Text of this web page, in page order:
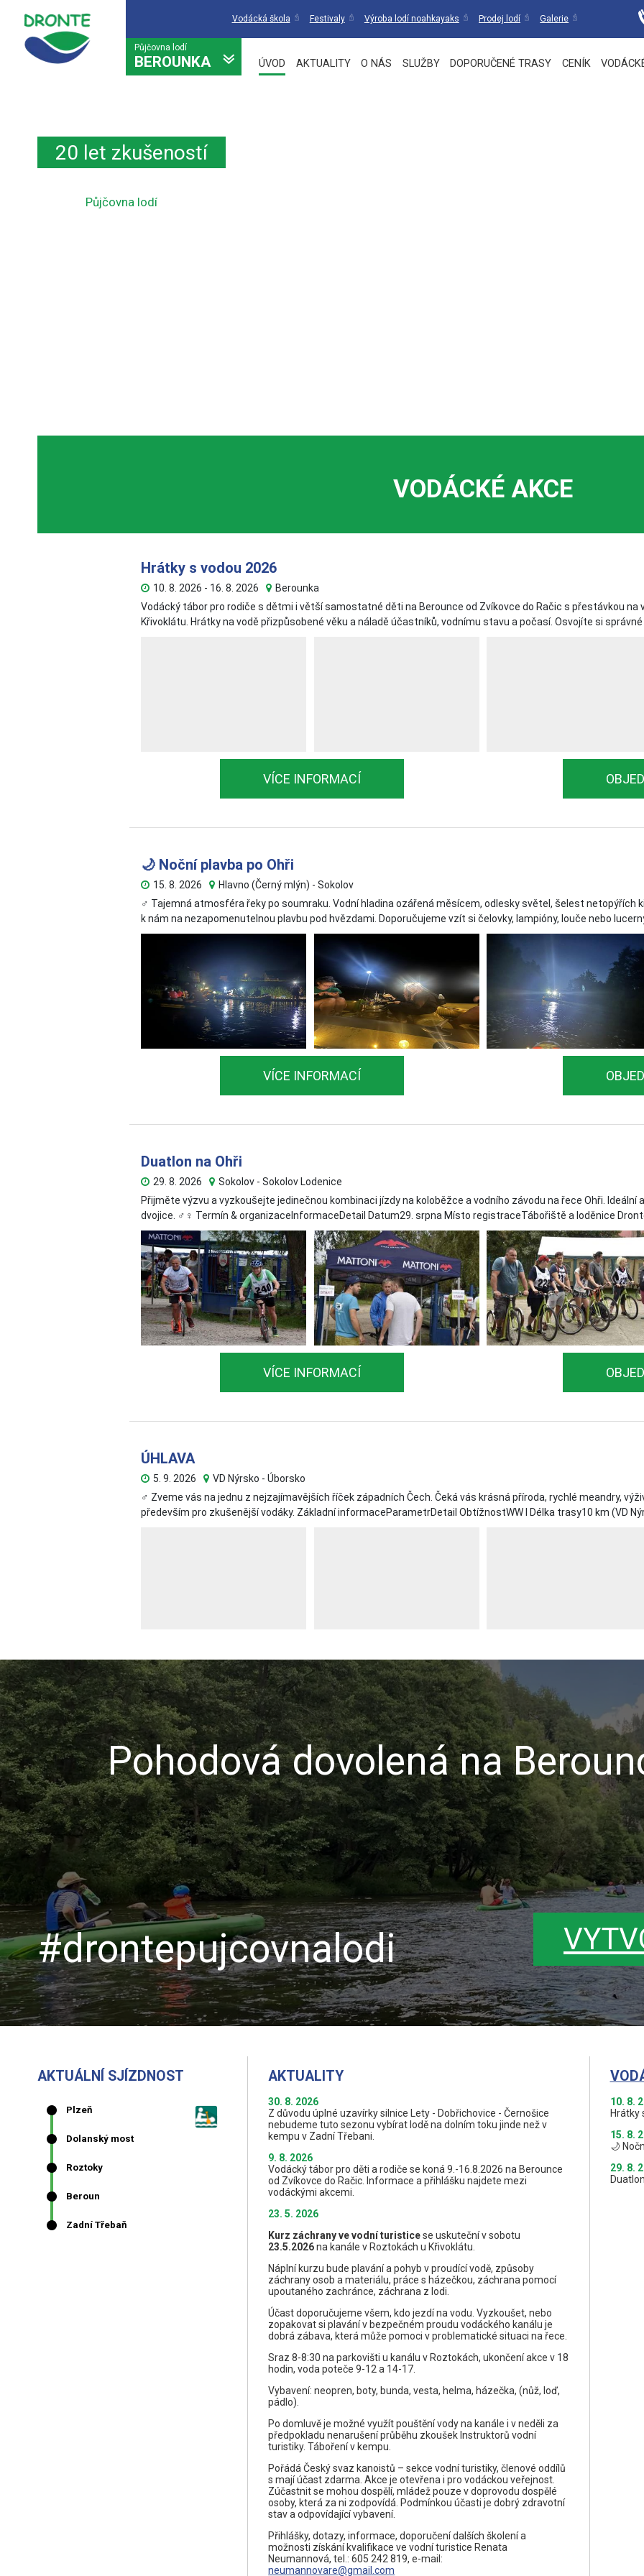
Vodácká škola Festivaly Výroba lodí noahkayaks Prodej lodí Galerie
Půjčovna lodí
BEROUNKA ÚVOD AKTUALITY O NÁS SLUŽBY DOPORUČENÉ TRASY CENÍK
20 let zkušeností
Půjčovna lodí
VODÁCKÉ AKCE
Pohodová dovolená na
#drontepujcovnalodi
AKTUÁLNÍ SJÍZDNOST AKTUALITY
30. 8. 2026
Z důvodu úplné uzavírky silnice Lety - Dobřichovice - Černošice
nebudeme tuto sezonu vybírat lodě na dolním toku jinde než v
kempu v Zadní Třebani.
9. 8. 2026
Vodácký tábor pro děti a rodiče se koná 9.-16.8.2026 na Berounce
od Zvíkovce do Račic. Informace a přihlášku najdete mezi
vodáckými akcemi.
23. 5. 2026
Kurz záchrany ve vodní turisticese uskuteční v sobotu
23.5.2026na kanále v Roztokách u Křivoklátu.
Náplní kurzu bude plavání a pohyb v proudící vodě, způsoby
záchrany osob a materiálu, práce s házečkou, záchrana pomocí
upoutaného zachránce, záchrana z lodi.
Účast doporučujeme všem, kdo jezdí na vodu. Vyzkoušet, nebo
zopakovat si plavání v bezpečném proudu vodáckého kanálu je
dobrá zábava, která může pomoci v problematické situaci na řece.
Sraz 8-8:30 na parkovišti u kanálu v Roztokách, ukončení akce v 18
hodin, voda poteče 9-12 a 14-17.
Vybavení: neopren, boty, bunda, vesta, helma, házečka, (nůž, loď,
pádlo).
Po domluvě je možné využít pouštění vody na kanále i v neděli za
předpokladu nenarušení průběhu zkoušek Instruktorů vodní
turistiky. Táboření v kempu.
Pořádá Český svaz kanoistů – sekce vodní turistiky, členové oddílů
s mají účast zdarma. Akce je otevřena i pro vodáckou veřejnost.
Zúčastnit se mohou dospělí, mládež pouze v doprovodu dospělé
osoby, která za ni zodpovídá. Podmínkou účasti je dobrý zdravotní
stav a odpovídající vybavení.
Přihlášky, dotazy, informace, doporučení dalších školení a
možnosti získání kvalifikace ve vodní turistice Renata
Neumannová, tel.: 605 242 819, e-mail:
neumannovare@gmail.com
10. 8.
Hrátky
15. 8.
🌙
29. 8.